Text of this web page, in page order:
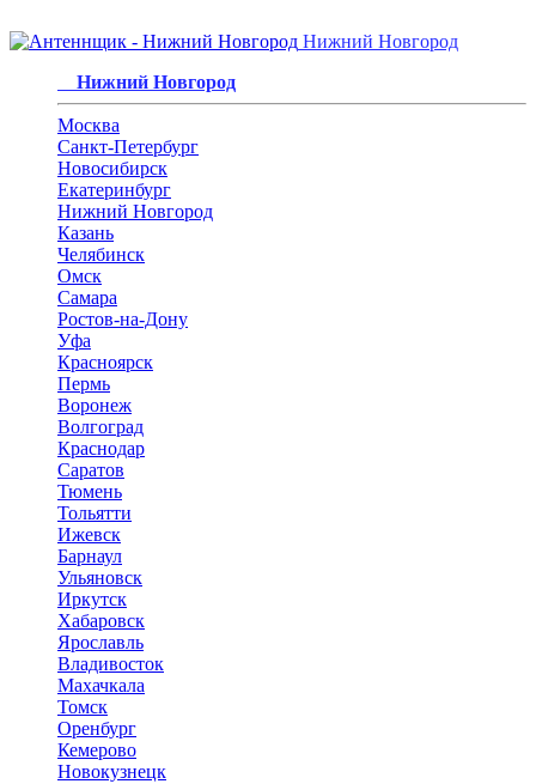
Нижний Новгород
Нижний Новгород
Москва
Санкт-Петербург
Новосибирск
Екатеринбург
Нижний Новгород
Казань
Челябинск
Омск
Самара
Ростов-на-Дону
Уфа
Красноярск
Пермь
Воронеж
Волгоград
Краснодар
Саратов
Тюмень
Тольятти
Ижевск
Барнаул
Ульяновск
Иркутск
Хабаровск
Ярославль
Владивосток
Махачкала
Томск
Оренбург
Кемерово
Новокузнецк